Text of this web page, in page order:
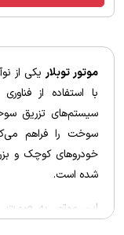
موتور توبلار یکی از
سیستم‌های تزریق
سوخت را فراهم
خودروهای کوچک و
شده است.
این موتور به صورت